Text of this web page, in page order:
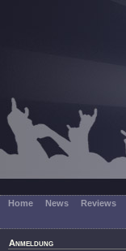
Home News Reviews
Anmeldung